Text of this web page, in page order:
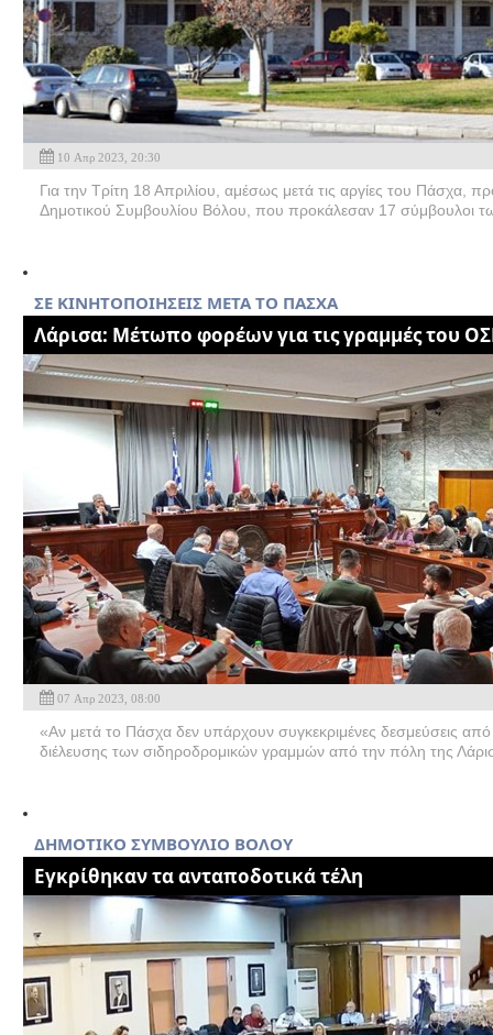
10 Απρ 2023, 20:30
Για την Τρίτη 18 Απριλίου, αμέσως μετά τις αργίες του Πάσχα,
Δημοτικού Συμβουλίου Βόλου, που προκάλεσαν 17 σύμβουλοι
ΣΕ ΚΙΝΗΤΟΠΟΙΗΣΕΙΣ ΜΕΤΑ ΤΟ ΠΑΣΧΑ
Λάρισα: Μέτωπο φορέων για τις γραμμές του
07 Απρ 2023, 08:00
«Αν μετά το Πάσχα δεν υπάρχουν συγκεκριμένες δεσμεύσεις
διέλευσης των σιδηροδρομικών γραμμών από την πόλη της
ΔΗΜΟΤΙΚΟ ΣΥΜΒΟΥΛΙΟ ΒΟΛΟΥ
Εγκρίθηκαν τα ανταποδοτικά τέλη